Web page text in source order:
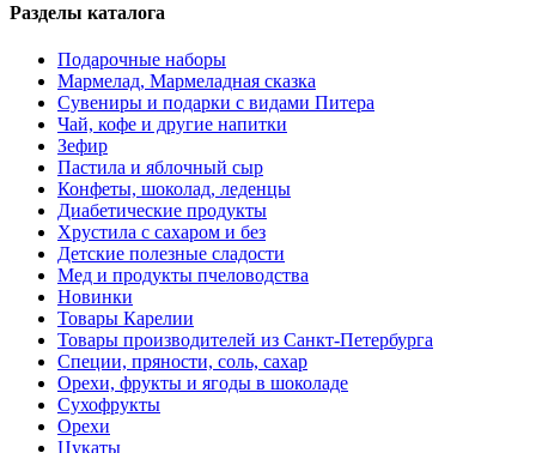
Разделы каталога
Подарочные наборы
Мармелад, Мармеладная сказка
Сувениры и подарки с видами Питера
Чай, кофе и другие напитки
Зефир
Пастила и яблочный сыр
Конфеты, шоколад, леденцы
Диабетические продукты
Хрустила с сахаром и без
Детские полезные сладости
Мед и продукты пчеловодства
Новинки
Товары Карелии
Товары производителей из Санкт-Петербурга
Специи, пряности, соль, сахар
Орехи, фрукты и ягоды в шоколаде
Сухофрукты
Орехи
Цукаты